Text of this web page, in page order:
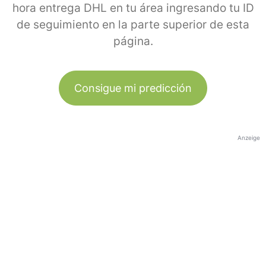
hora entrega DHL en tu área ingresando tu ID
de seguimiento en la parte superior de esta
página.
Consigue mi predicción
Anzeige